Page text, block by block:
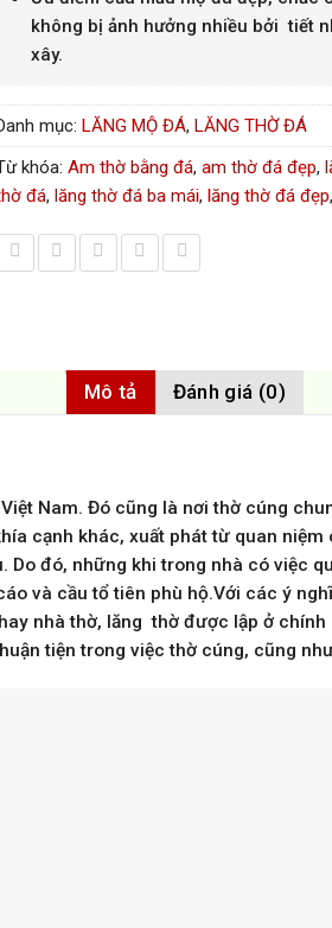
không bị ảnh hưởng nhiều bởi tiết
xây.
mục: LĂNG MỘ ĐÁ, LĂNG THỜ ĐÁ
khóa: Am thờ bằng đá, am thờ đá đẹp,
đá, lăng thờ đá ba mái, lăng thờ đá đẹp,
Mô tả Đánh giá (0)
Nam. Đó cũng là nơi thờ cúng
cạnh khác, xuất phát từ quan
đó, những khi trong nhà có việc
và cầu tổ tiên phù hộ.Với các ý
nhà thờ, lăng thờ được lập ở
tiện trong việc thờ cúng, cũng